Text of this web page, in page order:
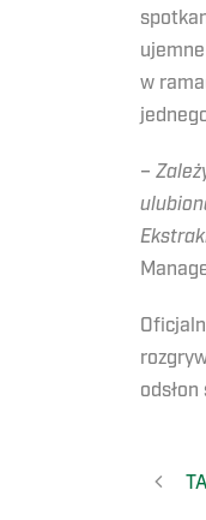
w
–